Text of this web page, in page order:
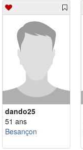
dando25
51 ans
Besançon